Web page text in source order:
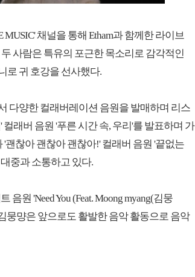
MUSIC' 채널을 통해 Etham과 함께한 라이브
사람은 특유의 포근한 목소리로 감각적인
로 귀 호강을 선사했다.
다양한 컬래버레이션 음원을 발매하며 리스
래버 음원 '푸른 시간 속, 우리'를 발표하며 가
괜찮아 괜찮아 괜찮아!' 컬래버 음원 '끝없는
중과 소통하고 있다.
원 'Need You (Feat. Moong myang(김뭉
뭉먕은 앞으로도 활발한 음악 활동으로 음악